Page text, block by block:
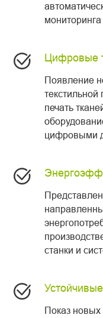
мониторинга
Цифровые
Появление
печать
цифровыми
станки и
Показ новых